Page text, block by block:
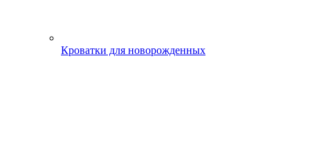
Кроватки для новорожденных